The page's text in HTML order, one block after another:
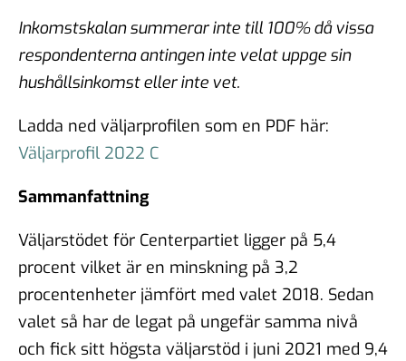
Inkomstskalan summerar inte till 100% då vissa
respondenterna antingen inte velat uppge sin
hushållsinkomst eller inte vet.
Ladda ned väljarprofilen som en PDF här:
Väljarprofil 2022 C
Sammanfattning
Väljarstödet för Centerpartiet ligger på 5,4
procent vilket är en minskning på 3,2
procentenheter jämfört med valet 2018. Sedan
valet så har de legat på ungefär samma nivå
och fick sitt högsta väljarstöd i juni 2021 med 9,4